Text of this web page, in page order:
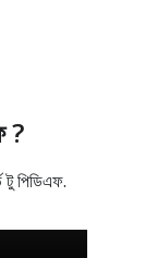
?
টু পিডিএফ.